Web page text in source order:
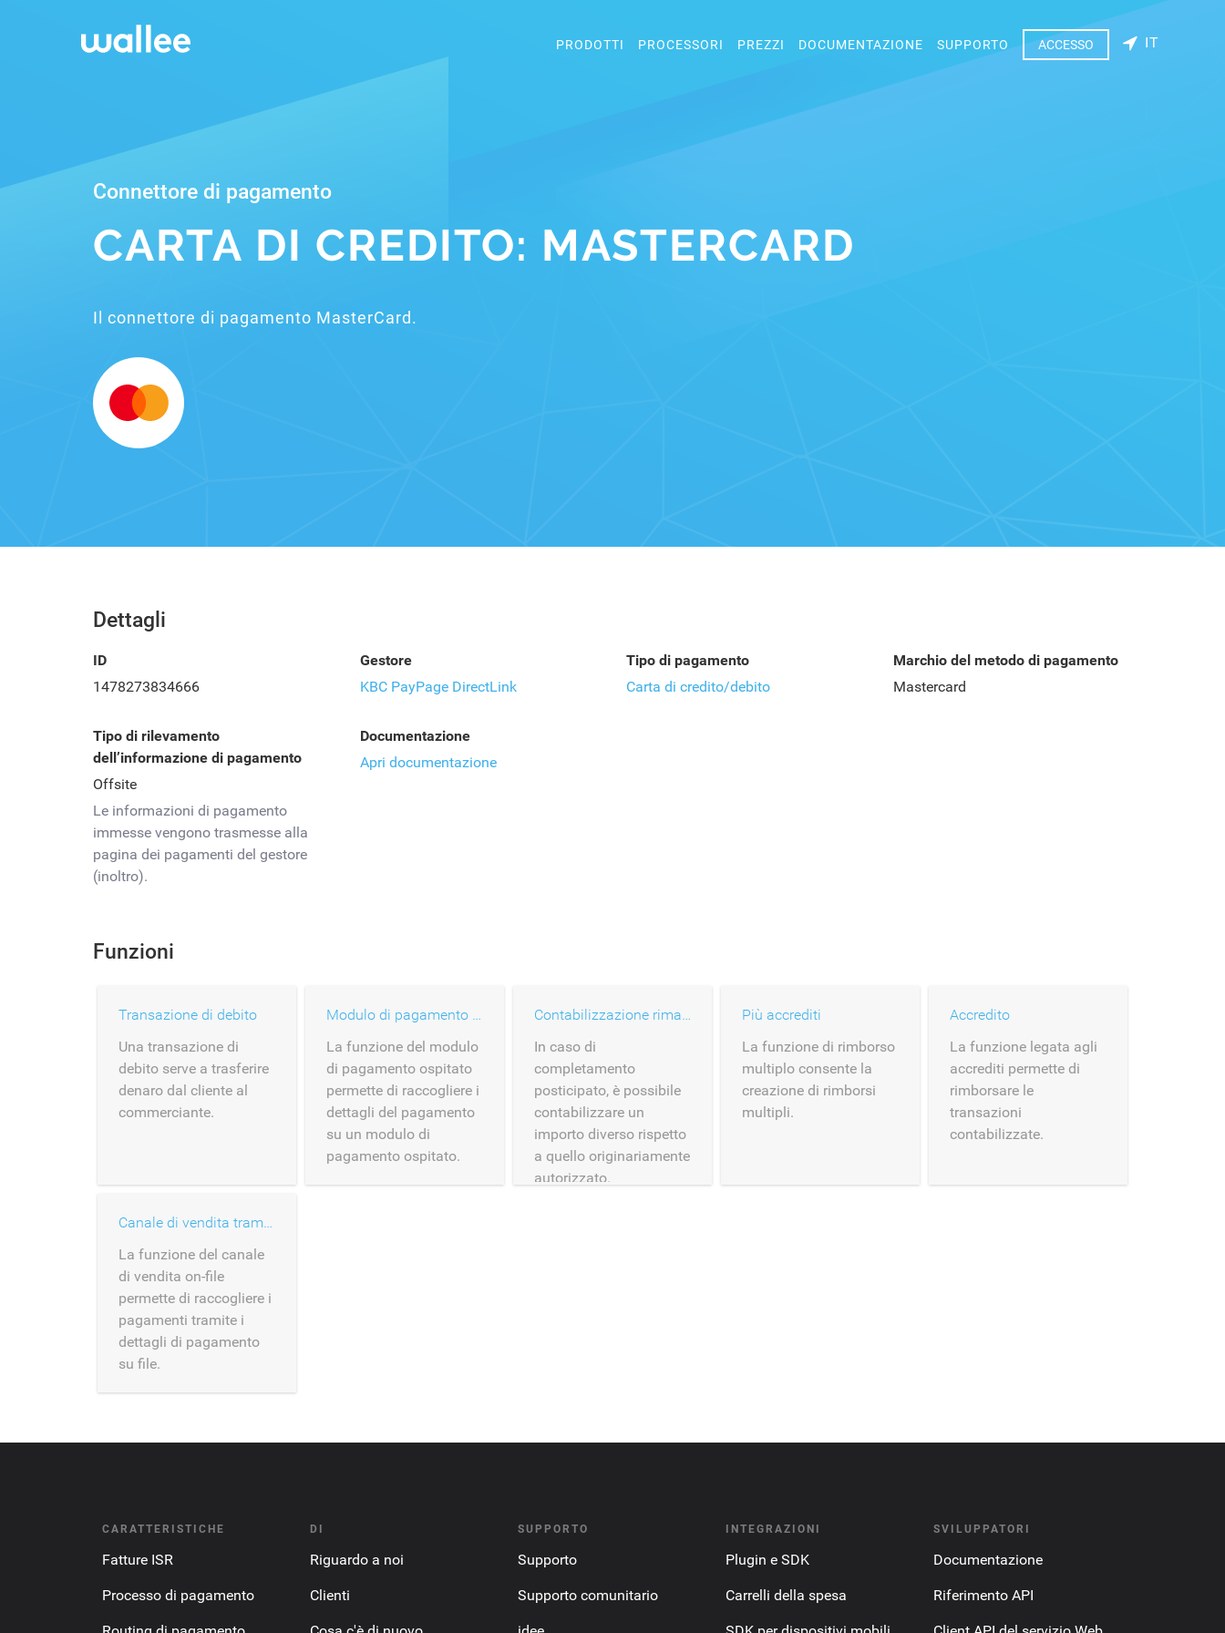
PRODOTTI PROCESSORI PREZZI DOCUMENTAZIONE SUPPORTO ACCESSO IT
Connettore di pagamento
CARTA DI CREDITO: MASTERCARD
Il connettore di pagamento MasterCard.
Dettagli
ID
1478273834666
Gestore
KBC PayPage DirectLink
Tipo di pagamento
Carta di credito/debito
Marchio del metodo di pagamento
Mastercard
Tipo di rilevamento
dell’informazione di pagamento
Offsite
Le informazioni di pagamento
immesse vengono trasmesse alla
pagina dei pagamenti del gestore
(inoltro).
Documentazione
Apri documentazione
Funzioni
Transazione di debito
Una transazione di
debito serve a trasferire
denaro dal cliente al
commerciante.
Modulo di pagamento hosted
La funzione del modulo
di pagamento ospitato
permette di raccogliere i
dettagli del pagamento
su un modulo di
pagamento ospitato.
Contabilizzazione rimandata
In caso di
completamento
posticipato, è possibile
contabilizzare un
importo diverso rispetto
a quello originariamente
autorizzato.
Più accrediti
La funzione di rimborso
multiplo consente la
creazione di rimborsi
multipli.
Accredito
La funzione legata agli
accrediti permette di
rimborsare le
transazioni
contabilizzate.
Canale di vendita tramite carte depositate
La funzione del canale
di vendita on-file
permette di raccogliere i
pagamenti tramite i
dettagli di pagamento
su file.
CARATTERISTICHE
Fatture ISR
Processo di pagamento
DI
Riguardo a noi
Clienti
SUPPORTO
Supporto
Supporto comunitario
INTEGRAZIONI
Plugin e SDK
Carrelli della spesa
SVILUPPATORI
Documentazione
Riferimento API